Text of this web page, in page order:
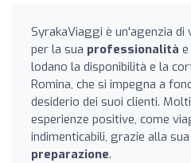
SyrakaViaggi è un'agenzia di
per la sua professionalità e
lodano la disponibilità e la
Romina, che si impegna a
desiderio dei suoi clienti.
esperienze positive, come
indimenticabili, grazie alla sua
preparazione.